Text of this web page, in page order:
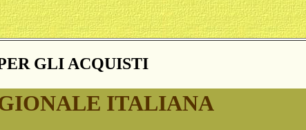
GLI ACQUISTI
ITALIANA